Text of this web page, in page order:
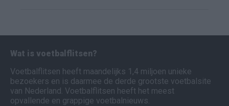
Wat is voetbalflitsen?
Voetbalflitsen heeft maandelijks 1,4 miljoen unieke
bezoekers en is daarmee de derde grootste voetbalsite
van Nederland. Voetbalflitsen heeft het meest
opvallende en grappige voetbalnieuws.